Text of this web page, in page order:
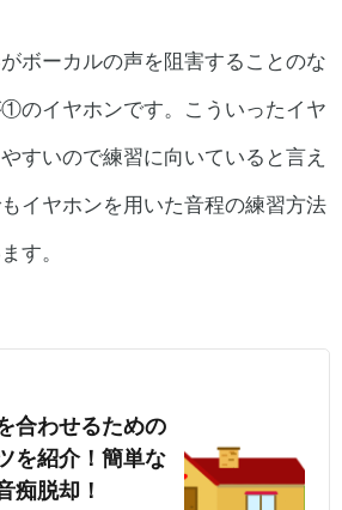
ボーカルの声を阻害することのな
のイヤホンです。こういったイヤ
すいので練習に向いていると言え
イヤホンを用いた音程の練習方法
す。
合わせるための
を紹介！簡単な
痴脱却！